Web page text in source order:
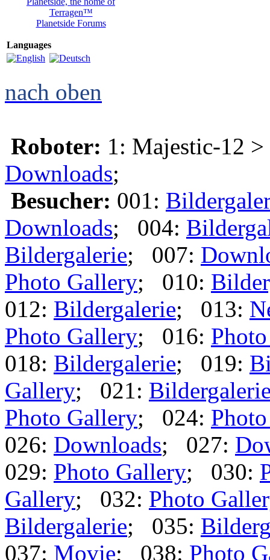
Terragen™
Planetside Forums
Languages
nach oben
Roboter: 1: Majestic-12 >
Downloads;
Besucher: 001:
Downloads; 004:
Bildergalerie; 007:
Photo Gallery; 010:
012: Bildergalerie; 013:
Photo Gallery; 016:
018: Bildergalerie; 019:
Gallery; 021:
Photo Gallery; 024:
026: Downloads; 027:
029: Photo Gallery; 030:
Gallery; 032: Photo
Bildergalerie; 035:
037: Movie; 038: Photo